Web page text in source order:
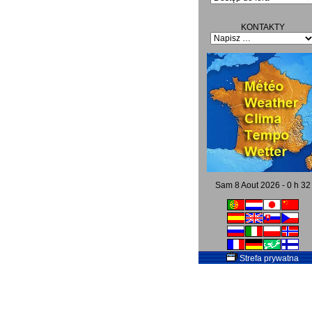
KONTAKTY
Sam 8 Aout 2026 - 0 h 32
Strefa prywatna